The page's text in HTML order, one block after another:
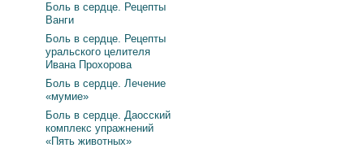
Боль в сердце. Рецепты
Ванги
Боль в сердце. Рецепты
уральского целителя
Ивана Прохорова
Боль в сердце. Лечение
«мумие»
Боль в сердце. Даосский
комплекс упражнений
«Пять животных»